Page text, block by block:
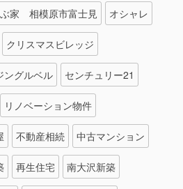
家 相模原市富士見 オシャレ
クリスマスビレッジ
ングルベル センチュリー21
リノベーション物件
不動産相続 中古マンション
再生住宅 南大沢新築